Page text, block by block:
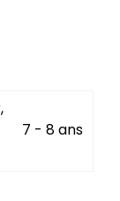
7 - 8 ans